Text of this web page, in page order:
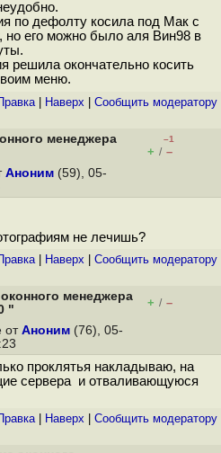
по дефолту косила под Мак с
но его можно было аля Вин98 в
решила окончательно косить
меню.
| Наверх Cообщить модератору
менеджера
–1
+ / –
Аноним (59), 05-
не лечишь?
| Наверх Cообщить модератору
менеджера
"
+ / –
от Аноним (76), 05-
проклятья накладываю, на
сервера и отваливающуюся
| Наверх Cообщить модератору